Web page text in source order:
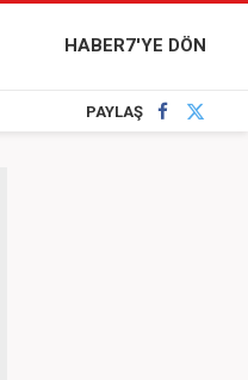
HABER7'YE DÖN
PAYLAŞ